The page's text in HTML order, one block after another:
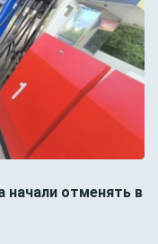
начали отменять в